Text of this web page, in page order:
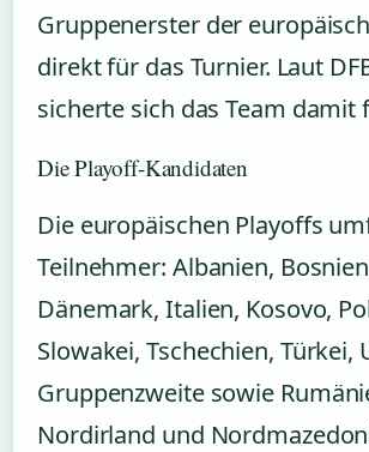
Gruppenerster der
direkt für das Turnier. Laut
sicherte sich das Team damit
Die Playoff-Kandidaten
Die europäischen Playoffs
Teilnehmer: Albanien,
Dänemark, Italien, Kosovo,
Slowakei, Tschechien, Türkei,
Gruppenzweite sowie
Nordirland und